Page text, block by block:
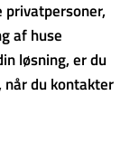
af huse
løsning, er du
du kontakter